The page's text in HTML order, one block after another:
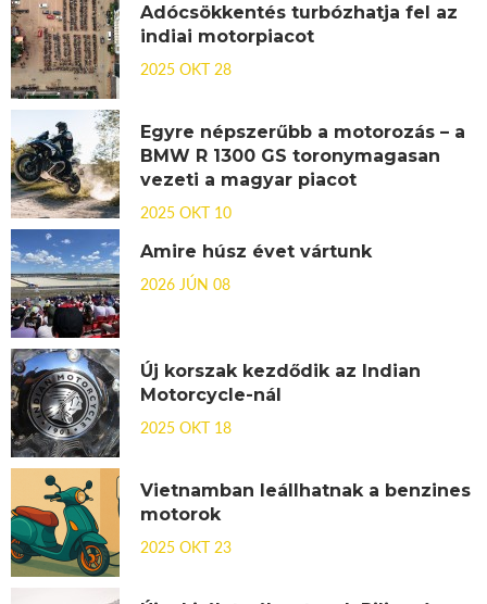
Adócsökkentés turbózhatja fel az
indiai motorpiacot
2025 OKT 28
Egyre népszerűbb a motorozás – a
BMW R 1300 GS toronymagasan
vezeti a magyar piacot
2025 OKT 10
Amire húsz évet vártunk
2026 JÚN 08
Új korszak kezdődik az Indian
Motorcycle-nál
2025 OKT 18
Vietnamban leállhatnak a benzines
motorok
2025 OKT 23